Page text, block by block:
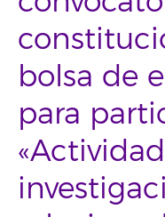
bolsa de
para